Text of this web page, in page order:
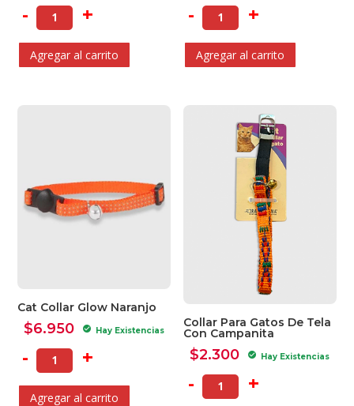
- +
Agregar al carrito
- +
Agregar al carrito
Cat Collar Glow Naranjo
$6.950 check_circle Hay Existencias
- +
Agregar al carrito
Collar Para Gatos De Tela
Con Campanita
$2.300 check_circle Hay Existencias
- +